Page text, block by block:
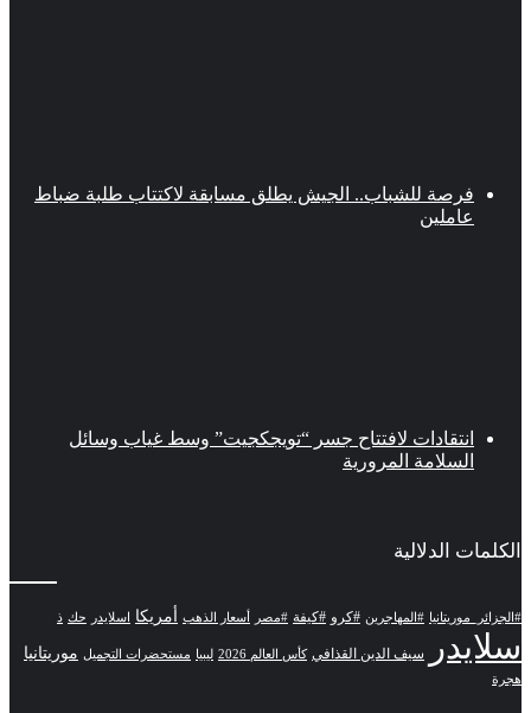
فرصة للشباب.. الجيش يطلق مسابقة لاكتتاب طلبة ضباط
عاملين
انتقادات لافتتاح جسر “تويجكجيت” وسط غياب وسائل
السلامة المرورية
الكلمات الدلالية
#الجزائر_موريتانيا #المهاجرين #كرو #كيفة #مصر أسعار الذهب أمريكا اسلايدر حك ذ
سلايدر سيف الدين القذافي كأس العالم 2026 ليبيا مستحضرات التجميل موريتانيا
هجرة